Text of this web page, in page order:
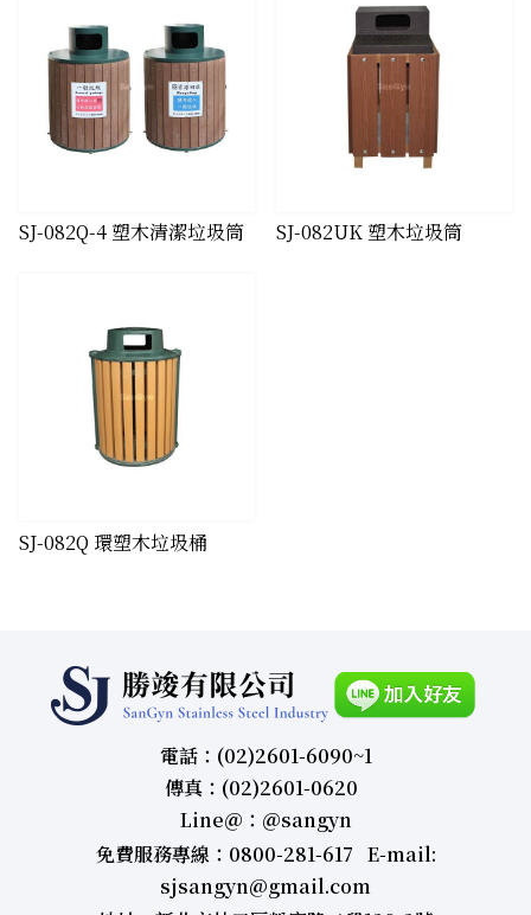
SJ-082Q-4 塑木清潔垃圾筒 ​SJ-082UK 塑木垃圾筒
​SJ-082Q 環塑木垃圾桶
電話：(02)2601-6090~1
傳真：(02)2601-0620
Line＠：＠sangyn
免費服務專線：0800-281-617 E-mail:
sjsangyn@gmail.com